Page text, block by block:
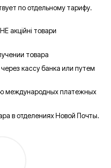
по отдельному тарифу.
акційні товари
товара
кассу банка или путем
международных платежных
в отделениях Новой Почты.